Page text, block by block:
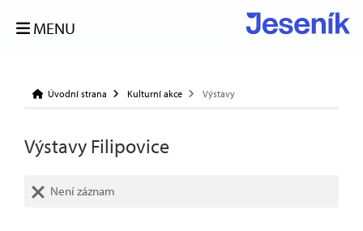
MENU
Úvodní strana Kulturní akce Výstavy
Výstavy Filipovice
Není záznam